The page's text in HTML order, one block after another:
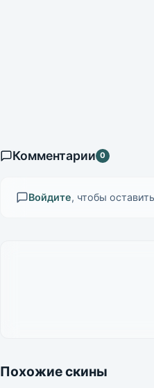
Комментарии 0
Войдите, чтобы
Похожие скины